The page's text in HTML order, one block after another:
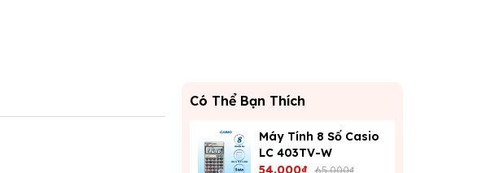
Có Thể Bạn Thích
Máy Tính 8 Số Casio
LC 403TV-W
54.000₫ 65.000₫